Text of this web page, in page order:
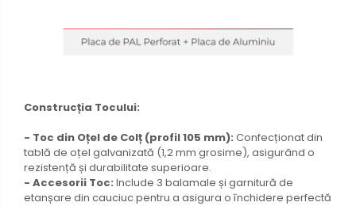
Construcția Tocului:
- Toc din Oțel de Colț (profil 105 mm): Confecționat din
tablă de oțel galvanizată (1,2 mm grosime), asigurând o
rezistență și durabilitate superioare.
- Accesorii Toc: Include 3 balamale și garnitură de
etanșare din cauciuc pentru a asigura o închidere perfectă